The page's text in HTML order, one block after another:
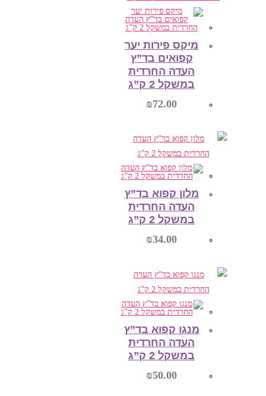
הוספה לסל
מיקס פירות יער
קפואים בד”ץ
העדה החרדית
במשקל 2 ק”ג
₪72.00
הוספה לסל
מלון קפוא בד”ץ
העדה החרדית
במשקל 2 ק”ג
₪34.00
הוספה לסל
מנגו קפוא בד”ץ
העדה החרדית
במשקל 2 ק”ג
₪50.00